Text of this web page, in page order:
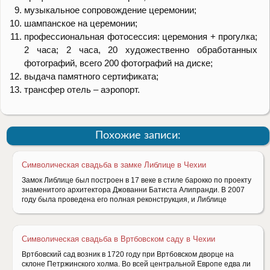
музыкальное сопровождение церемонии;
шампанское на церемонии;
профессиональная фотосессия: церемония + прогулка;
2 часа; 2 часа, 20 художественно обработанных
фотографий, всего 200 фотографий на диске;
выдача памятного сертификата;
трансфер отель – аэропорт.
Похожие записи:
Символическая свадьба в замке Либлице в Чехии
Замок Либлице был построен в 17 веке в стиле барокко по проекту
знаменитого архитектора Джованни Батиста Алипранди. В 2007
году была проведена его полная реконструкция, и Либлице
Символическая свадьба в Вртбовском саду в Чехии
Вртбовский сад возник в 1720 году при Вртбовском дворце на
склоне Петржинского холма. Во всей центральной Европе едва ли